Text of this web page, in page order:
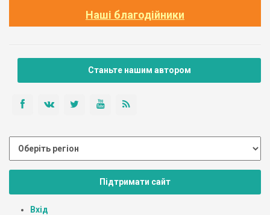
Наші благодійники
Станьте нашим автором
Підтримати сайт
Вхід